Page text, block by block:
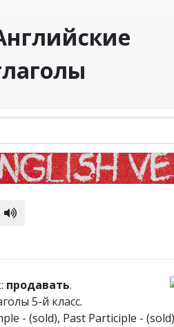
продавать.
5-й класс.
- (sold), Past Participle -